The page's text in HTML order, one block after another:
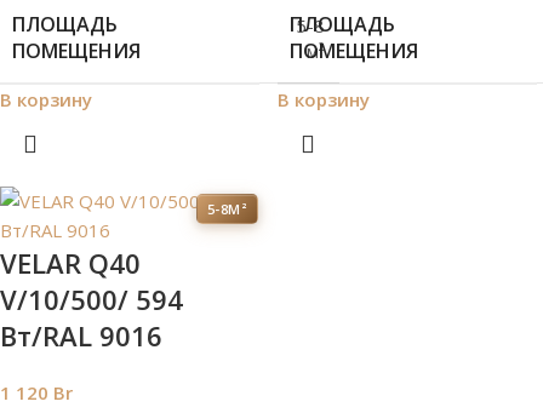
ПЛОЩАДЬ
ПОМЕЩЕНИЯ
5-8
м²
В корзину
ПЛОЩАДЬ
ПОМЕЩЕНИЯ
В корзину
5-8М²
VELAR Q40
V/10/500/ 594
Bт/RAL 9016
1 120 Br